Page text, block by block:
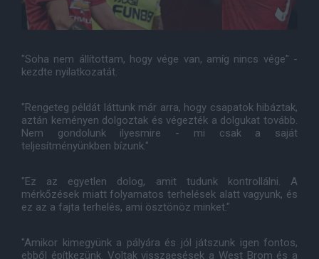
"Soha nem állítottam, hogy vége van, amíg nincs vége" -
kezdte nyilatkozatát.
"Rengeteg példát láttunk már arra, hogy csapatok hibáztak,
aztán keményen dolgoztak és végezték a dolgukat tovább.
Nem gondolunk ilyesmire - mi csak a saját
teljesítményünkben bízunk."
"Ez az egyetlen dolog, amit tudunk kontrollálni. A
mérkőzések miatt folyamatos terhelések alatt vagyunk, és
ez az a fajta terhelés, ami ösztönöz minket."
"Amikor kimegyünk a pályára és jól játszunk igen fontos,
ebből építkezünk. Voltak visszaesések a West Brom és a